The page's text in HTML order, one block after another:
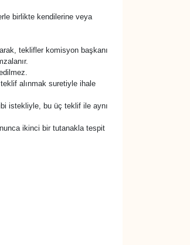
birlikte kendilerine veya
teklifler komisyon başkanı
alınmak suretiyle ihale
istekliyle, bu üç teklif ile aynı
ikinci bir tutanakla tespit